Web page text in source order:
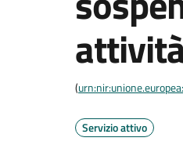
(
Servizio attivo